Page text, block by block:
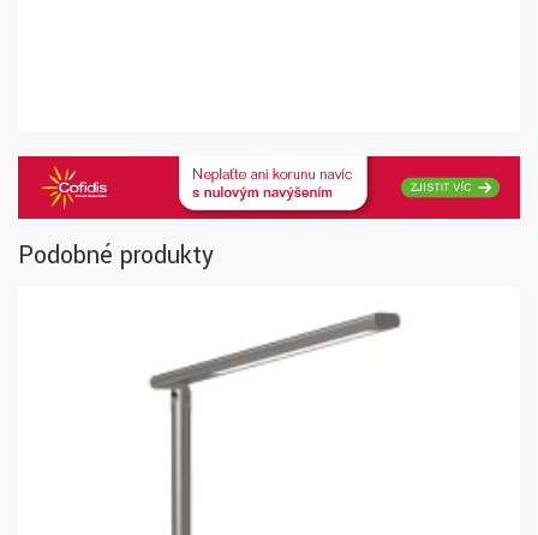
Podobné produkty